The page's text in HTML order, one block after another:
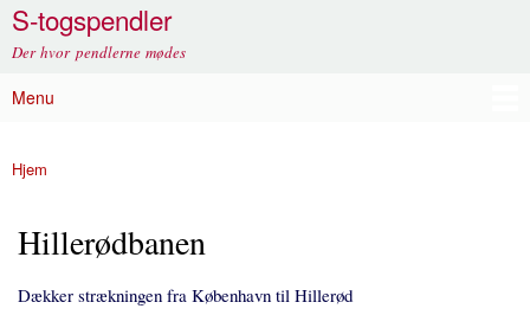
S-togspendler
Der hvor pendlerne mødes
Hovedmenu
Menu
Du er her
Hjem
Hillerødbanen
Dækker strækningen fra København til Hillerød